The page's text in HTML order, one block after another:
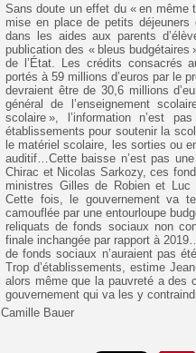
Sans doute un effet du « en même
mise en place de petits déjeuners
dans les aides aux parents
publication des « bleus
de l’État. Les crédits consacrés
portés à 59 millions d’euros par le
devraient être de 30,6 millions
général de l’enseignement
scolaire », l’information n’est
établissements pour soutenir la
le matériel scolaire, les sorties ou
auditif…Cette baisse n’est pas
Chirac et Nicolas Sarkozy, ces
ministres Gilles de Robien et Luc
Cette fois, le gouvernement va
camouflée par une entourloupe
reliquats de fonds sociaux non
finale inchangée par rapport à
de fonds sociaux n’auraient pas
Trop d’établissements, estime
alors même que la pauvreté a des
gouvernement qui va les y
Camille Bauer